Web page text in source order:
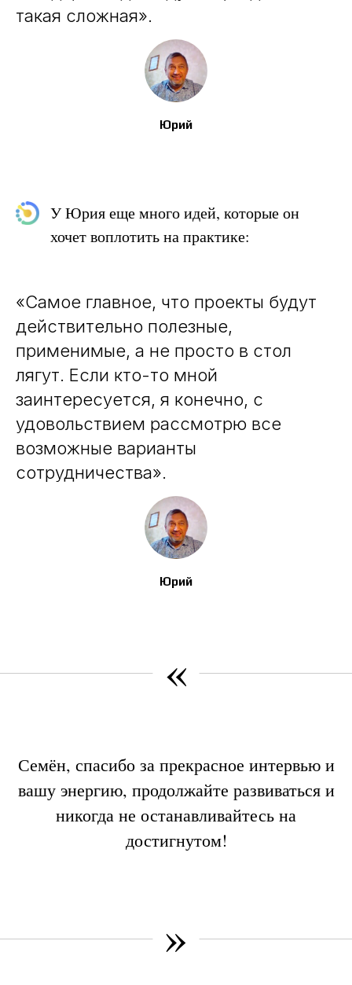
такая сложная».
Юрий
У Юрия еще много идей, которые он
хочет воплотить на практике:
«Самое главное, что проекты будут
действительно полезные,
применимые, а не просто в стол
лягут. Если кто-то мной
заинтересуется, я конечно, с
удовольствием рассмотрю все
возможные варианты
сотрудничества».
Юрий
«
Семён, спасибо за прекрасное интервью и
вашу энергию, продолжайте развиваться и
никогда не останавливайтесь на
достигнутом!
»